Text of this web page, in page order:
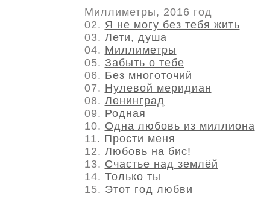
Миллиметры, 2016 год
02. Я не могу без тебя жить
03. Лети, душа
04. Миллиметры
05. Забыть о тебе
06. Без многоточий
07. Нулевой меридиан
08. Ленинград
09. Родная
10. Одна любовь из миллиона
11. Прости меня
12. Любовь на бис!
13. Счастье над землёй
14. Только ты
15. Этот год любви